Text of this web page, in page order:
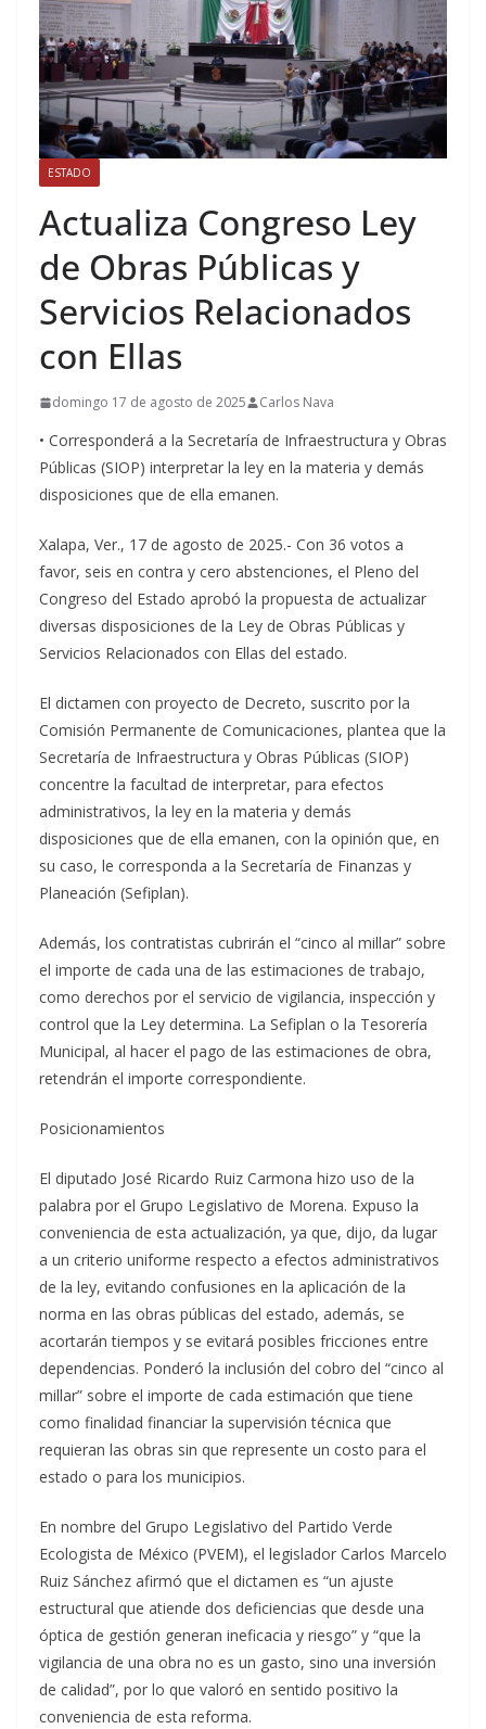
ESTADO
Actualiza Congreso Ley
de Obras Públicas y
Servicios Relacionados
con Ellas
domingo 17 de agosto de 2025 Carlos Nava
• Corresponderá a la Secretaría de Infraestructura y Obras
Públicas (SIOP) interpretar la ley en la materia y demás
disposiciones que de ella emanen.
Xalapa, Ver., 17 de agosto de 2025.- Con 36 votos a
favor, seis en contra y cero abstenciones, el Pleno del
Congreso del Estado aprobó la propuesta de actualizar
diversas disposiciones de la Ley de Obras Públicas y
Servicios Relacionados con Ellas del estado.
El dictamen con proyecto de Decreto, suscrito por la
Comisión Permanente de Comunicaciones, plantea que la
Secretaría de Infraestructura y Obras Públicas (SIOP)
concentre la facultad de interpretar, para efectos
administrativos, la ley en la materia y demás
disposiciones que de ella emanen, con la opinión que, en
su caso, le corresponda a la Secretaría de Finanzas y
Planeación (Sefiplan).
Además, los contratistas cubrirán el “cinco al millar” sobre
el importe de cada una de las estimaciones de trabajo,
como derechos por el servicio de vigilancia, inspección y
control que la Ley determina. La Sefiplan o la Tesorería
Municipal, al hacer el pago de las estimaciones de obra,
retendrán el importe correspondiente.
Posicionamientos
El diputado José Ricardo Ruiz Carmona hizo uso de la
palabra por el Grupo Legislativo de Morena. Expuso la
conveniencia de esta actualización, ya que, dijo, da lugar
a un criterio uniforme respecto a efectos administrativos
de la ley, evitando confusiones en la aplicación de la
norma en las obras públicas del estado, además, se
acortarán tiempos y se evitará posibles fricciones entre
dependencias. Ponderó la inclusión del cobro del “cinco al
millar” sobre el importe de cada estimación que tiene
como finalidad financiar la supervisión técnica que
requieran las obras sin que represente un costo para el
estado o para los municipios.
En nombre del Grupo Legislativo del Partido Verde
Ecologista de México (PVEM), el legislador Carlos Marcelo
Ruiz Sánchez afirmó que el dictamen es “un ajuste
estructural que atiende dos deficiencias que desde una
óptica de gestión generan ineficacia y riesgo” y “que la
vigilancia de una obra no es un gasto, sino una inversión
de calidad”, por lo que valoró en sentido positivo la
conveniencia de esta reforma.